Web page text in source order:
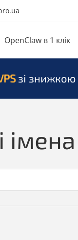
OpenClaw в 1 клік
зі знижкою
імена